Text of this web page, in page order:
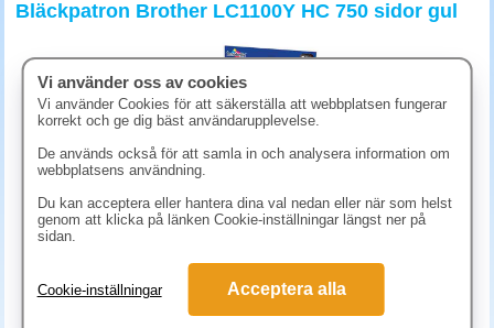
Bläckpatron Brother LC1100Y HC 750 sidor gul
243.80 kr (inkl. moms)
Vi använder oss av cookies
Vi använder Cookies för att säkerställa att webbplatsen fungerar
korrekt och ge dig bäst användarupplevelse.
De används också för att samla in och analysera information om
webbplatsens användning.
Du kan acceptera eller hantera dina val nedan eller när som helst
genom att klicka på länken Cookie-inställningar längst ner på
sidan.
Cookie-inställningar Acceptera alla